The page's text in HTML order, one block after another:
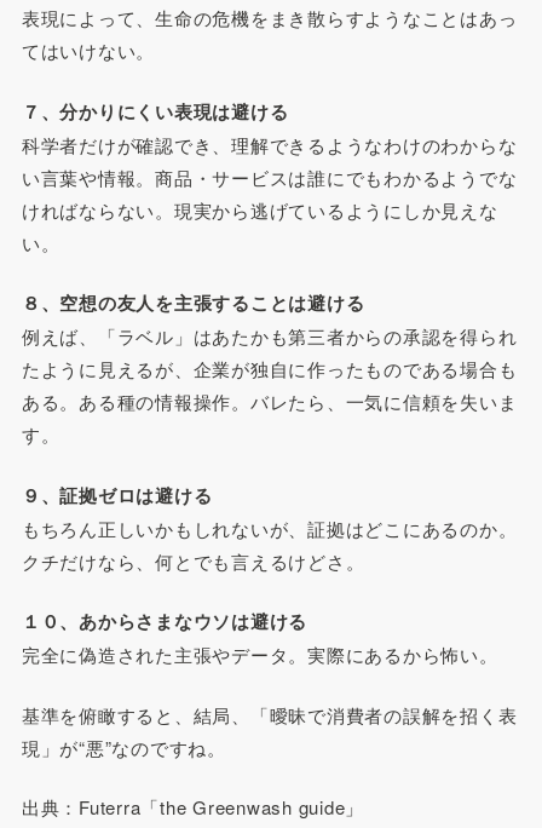
表現によって、生命の危機をまき散らすようなことはあっ
てはいけない。
７、分かりにくい表現は避ける
科学者だけが確認でき、理解できるようなわけのわからな
い言葉や情報。商品・サービスは誰にでもわかるようでな
ければならない。現実から逃げているようにしか見えな
い。
８、空想の友人を主張することは避ける
例えば、「ラベル」はあたかも第三者からの承認を得られ
たように見えるが、企業が独自に作ったものである場合も
ある。ある種の情報操作。バレたら、一気に信頼を失いま
す。
９、証拠ゼロは避ける
もちろん正しいかもしれないが、証拠はどこにあるのか。
クチだけなら、何とでも言えるけどさ。
１０、あからさまなウソは避ける
完全に偽造された主張やデータ。実際にあるから怖い。
基準を俯瞰すると、結局、「曖昧で消費者の誤解を招く表
現」が“悪”なのですね。
出典：Futerra「the Greenwash guide」